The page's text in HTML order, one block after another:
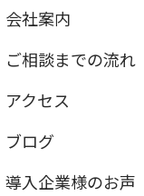
会社案内
ご相談までの流れ
アクセス
ブログ
導入企業様のお声